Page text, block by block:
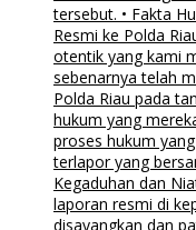
tersebut. • Fakta
Resmi ke Polda
otentik yang kami
sebenarnya telah
Polda Riau pada
hukum yang
proses hukum
terlapor yang
Kegaduhan dan
laporan resmi di
disayangkan dan